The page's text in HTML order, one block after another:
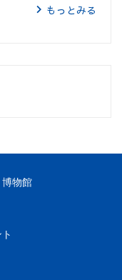
もっとみる
博物館